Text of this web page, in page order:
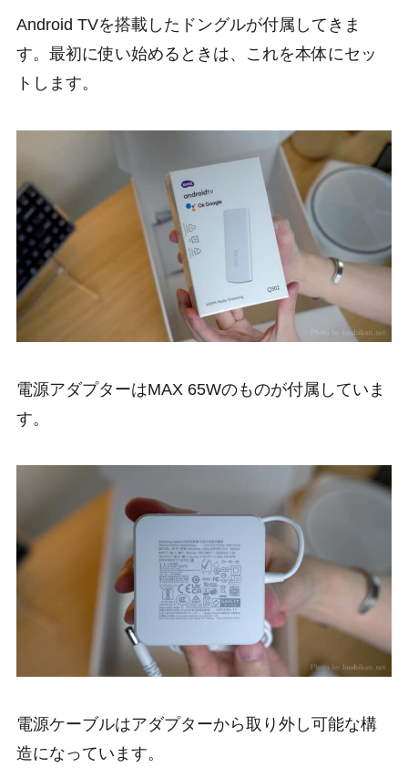
Android TVを搭載したドングルが付属してきま
す。最初に使い始めるときは、これを本体にセッ
トします。
電源アダプターはMAX 65Wのものが付属していま
す。
電源ケーブルはアダプターから取り外し可能な構
造になっています。